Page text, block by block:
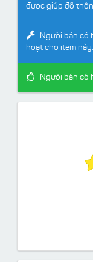
được giúp đỡ
Người bán có
hoạt cho item này.
Người bán có